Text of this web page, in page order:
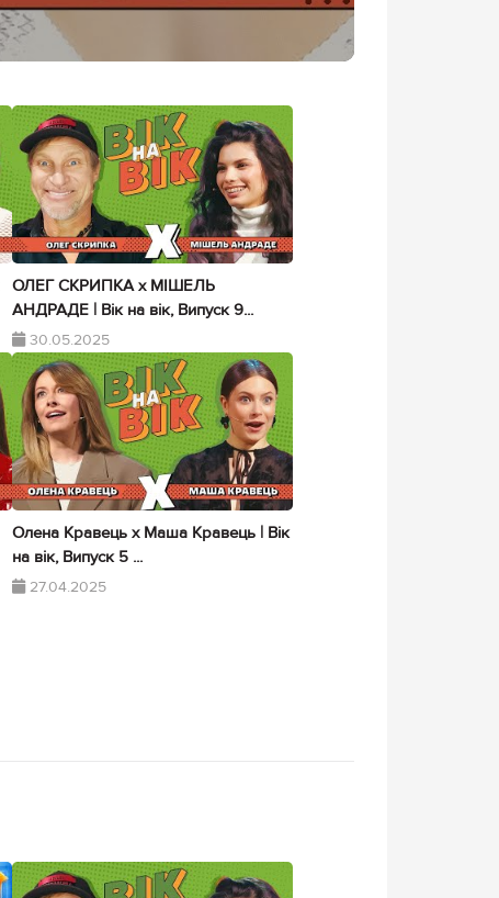
ОЛЕГ СКРИПКА х МІШЕЛЬ
АНДРАДЕ | Вік на вік, Випуск 9...
30.05.2025
Олена Кравець х Маша Кравець | Вік
на вік, Випуск 5 ...
27.04.2025